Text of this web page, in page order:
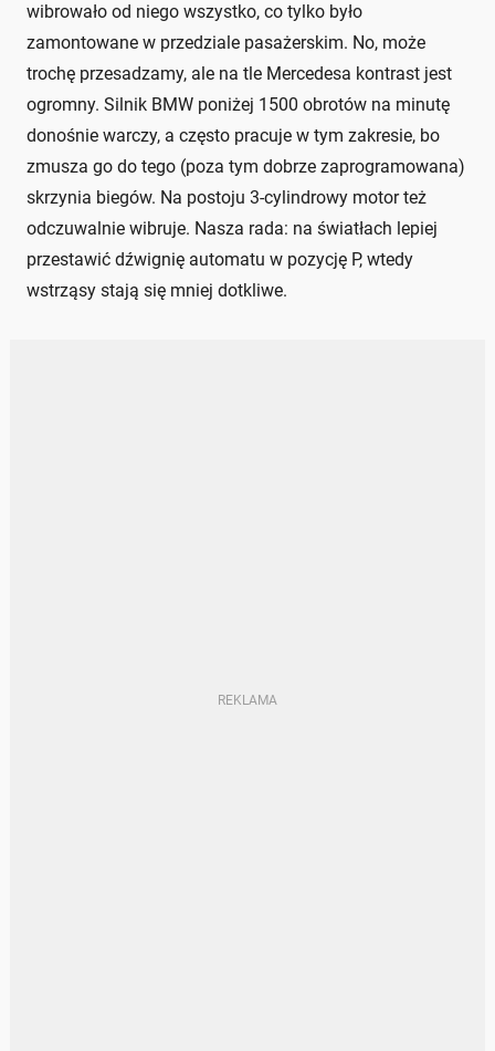
wibrowało od niego wszystko, co tylko było
zamontowane w przedziale pasażerskim. No, może
trochę przesadzamy, ale na tle Mercedesa kontrast jest
ogromny. Silnik BMW poniżej 1500 obrotów na minutę
donośnie warczy, a często pracuje w tym zakresie, bo
zmusza go do tego (poza tym dobrze zaprogramowana)
skrzynia biegów. Na postoju 3-cylindrowy motor też
odczuwalnie wibruje. Nasza rada: na światłach lepiej
przestawić dźwignię automatu w pozycję P, wtedy
wstrząsy stają się mniej dotkliwe.